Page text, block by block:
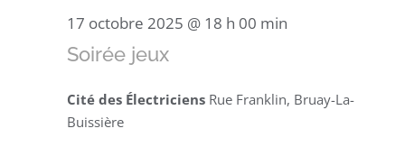
17 octobre 2025 @ 18 h 00 min
Soirée jeux
Cité des Électriciens Rue Franklin, Bruay-La-
Buissière